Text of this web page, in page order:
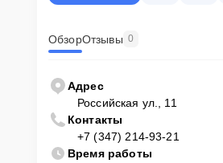
ОбзорОтзывы 0
Адрес
Российская ул., 11
Контакты
+7 (347) 214-93-21
Время работы